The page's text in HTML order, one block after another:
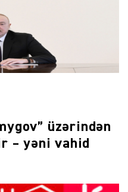
üzərindən
– yəni vahid